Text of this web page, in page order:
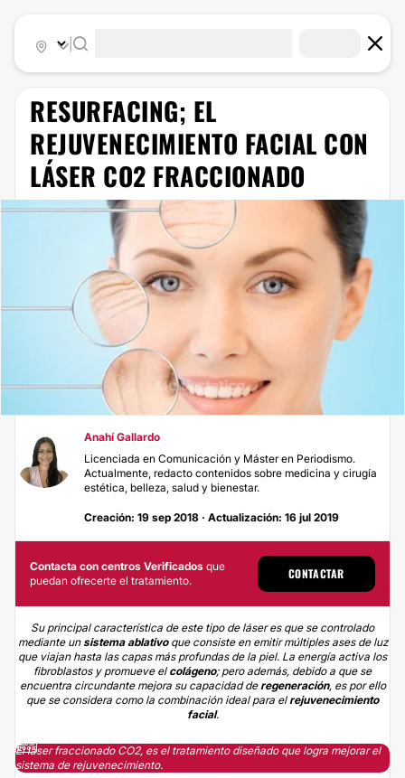
RESURFACING; EL
REJUVENECIMIENTO FACIAL CON
LÁSER CO2 FRACCIONADO
Anahí Gallardo
Licenciada en Comunicación y Máster en Periodismo.
Actualmente, redacto contenidos sobre medicina y cirugía
estética, belleza, salud y bienestar.
Creación: 19 sep 2018 · Actualización: 16 jul 2019
Contacta con centros Verificados que
puedan ofrecerte el tratamiento.
CONTACTAR
Su principal característica de este tipo de láser es que se controlado
mediante un sistema ablativo que consiste en emitir múltiples ases de luz
que viajan hasta las capas más profundas de la piel. La energía activa los
fibroblastos y promueve el colágeno; pero además, debido a que se
encuentra circundante mejora su capacidad de regeneración, es por ello
que se considera como la combinación ideal para el rejuvenecimiento
facial.
El láser fraccionado CO2, es el tratamiento diseñado que logra mejorar el
sistema de rejuvenecimiento.